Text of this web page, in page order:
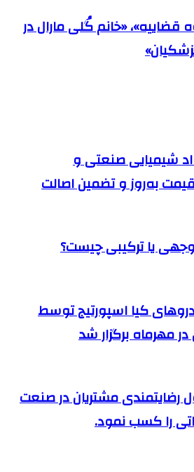
قضاییه»، «خانم گُلی مارال در
شیمیایی صنعتی و
به‌روز و تضمین اصالت
یا ترکیبی چیست؟
کیا اسپورتیج توسط
مهرماه برگزار شد
رضایتمندی مشتریان در صنعت
را کسب نمود.